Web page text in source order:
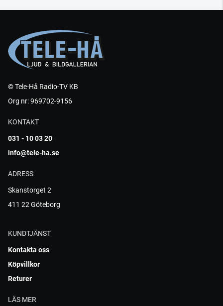
© Tele-Hå Radio-TV KB
Org nr: 969702-9156
KONTAKT
031 - 10 03 20
info@tele-ha.se
ADRESS
Skanstorget 2
411 22 Göteborg
KUNDTJÄNST
Kontakta oss
Köpvillkor
Returer
LÄS MER